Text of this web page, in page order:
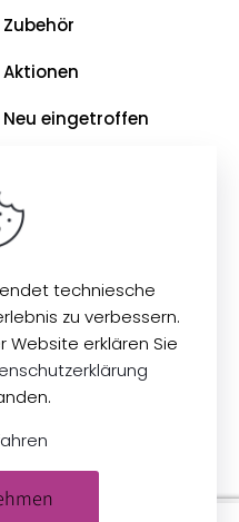
Zubehör
Aktionen
Neu eingetroffen
Rechte vorbehalten.
techniesche
zu verbessern.
Website erklären Sie